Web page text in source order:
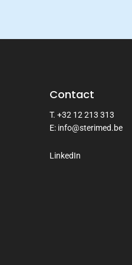
Contact
T. +32 12 213 313
E: info@sterimed.be
LinkedIn